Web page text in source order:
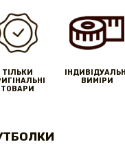
ТІЛЬКИ
ТОВАРИ
ВИМІРИ